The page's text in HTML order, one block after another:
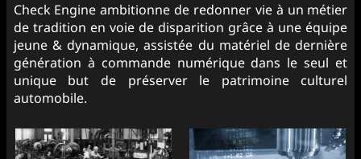
Check Engine ambitionne de redonner vie à un métier
de tradition en voie de disparition grâce à une équipe
jeune & dynamique, assistée du matériel de dernière
génération à commande numérique dans le seul et
unique but de préserver le patrimoine culturel
automobile.